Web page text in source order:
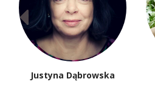
Justyna Dąbrowska